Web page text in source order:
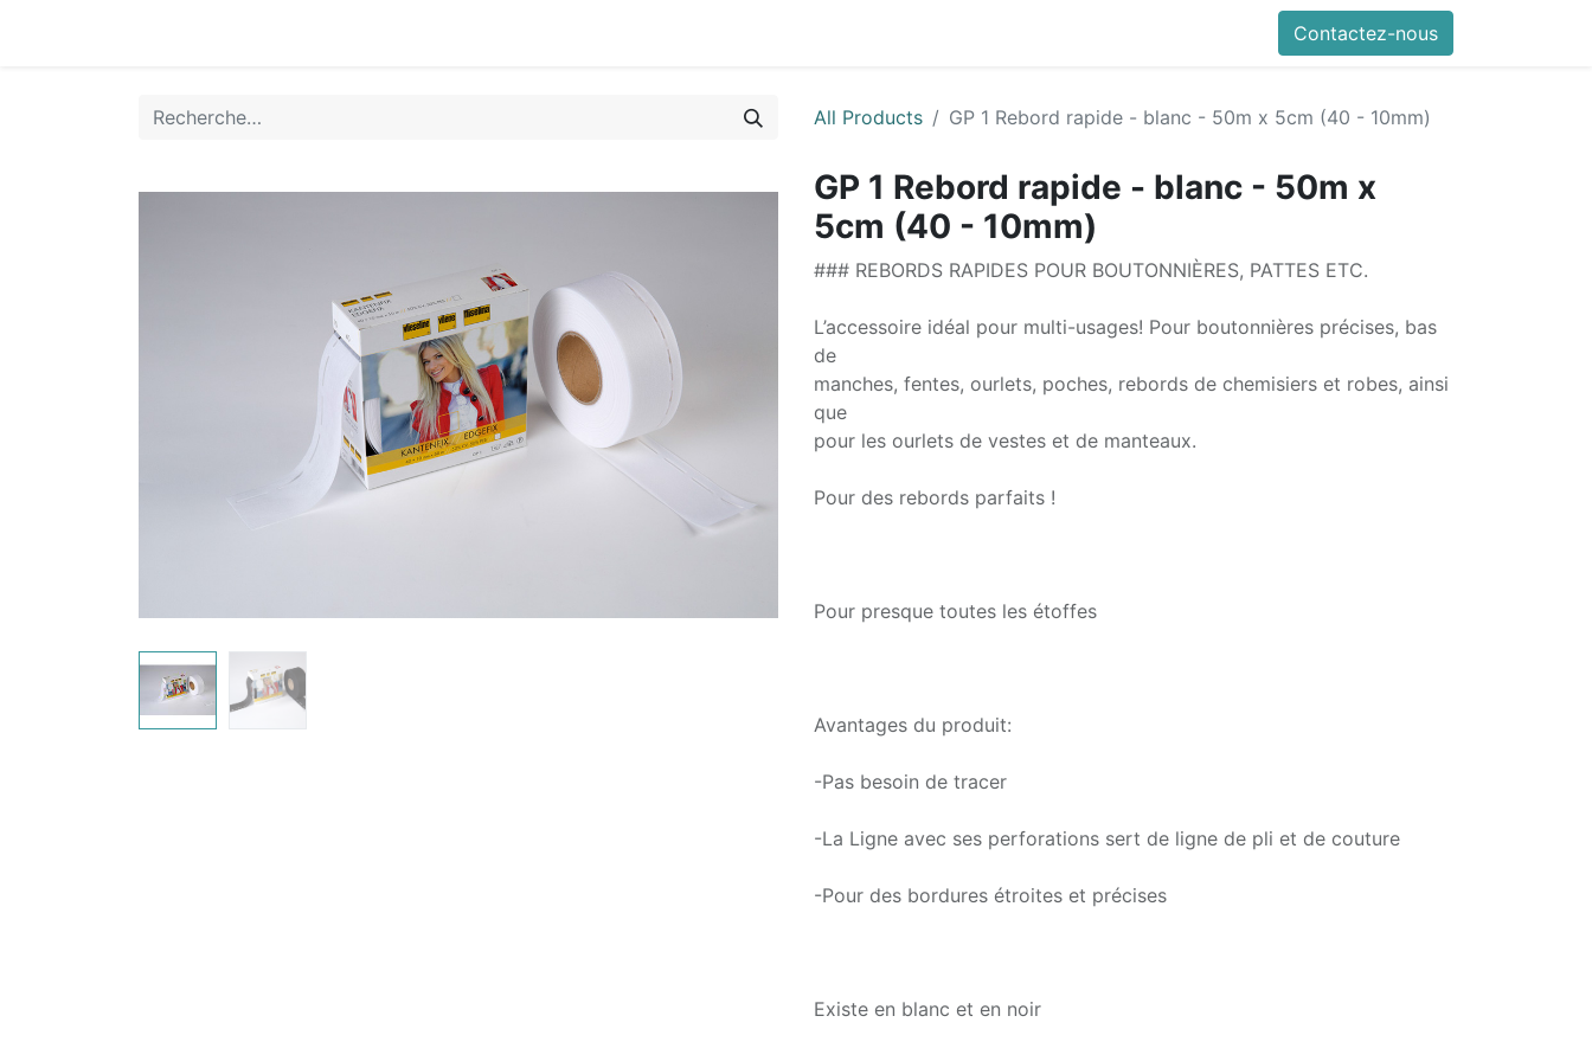
Contactez-nous
All Products GP 1 Rebord rapide - blanc - 50m x 5cm (40 - 10mm)
GP 1 Rebord rapide - blanc - 50m x
5cm (40 - 10mm)
### REBORDS RAPIDES POUR BOUTONNIÈRES, PATTES ETC.
L’accessoire idéal pour multi-usages! Pour boutonnières précises, bas
de
manches, fentes, ourlets, poches, rebords de chemisiers et robes, ainsi
que
pour les ourlets de vestes et de manteaux.
Pour des rebords parfaits !
Pour presque toutes les étoffes
Avantages du produit:
-Pas besoin de tracer
-La Ligne avec ses perforations sert de ligne de pli et de couture
-Pour des bordures étroites et précises
Existe en blanc et en noir